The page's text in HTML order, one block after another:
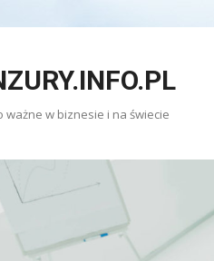
ważne w biznesie i na świecie